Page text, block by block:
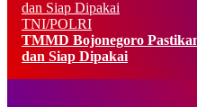
TNI/POLRI
TMMD Bojonegoro
dan Siap Dipakai